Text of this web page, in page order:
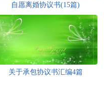
自愿离婚协议书(15篇)
关于承包协议书汇编4篇